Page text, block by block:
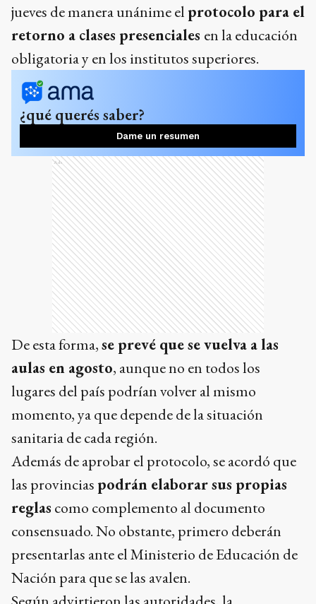
jueves de manera unánime el protocolo para el
retorno a clases presenciales en la educación
obligatoria y en los institutos superiores.
¿qué querés saber?
Dame un resumen
Ads
De esta forma,se prevé que se vuelva a las
aulas en agosto, aunque no en todos los
lugares del país podrían volver al mismo
momento, ya que depende de la situación
sanitaria de cada región.
Además de aprobar el protocolo, se acordó que
las provincias podrán elaborar sus propias
reglas como complemento al documento
consensuado. No obstante, primero deberán
presentarlas ante el Ministerio de Educación de
Nación para que se las avalen.